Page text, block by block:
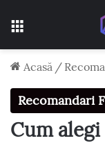
Acasă /
Recomandari
Cum